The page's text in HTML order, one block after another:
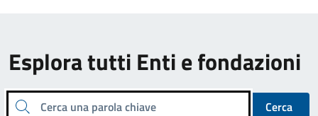
Esplora tutti Enti e fondazioni
Cerca una parola chiave
Cerca